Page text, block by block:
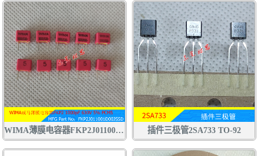
WIMA薄膜电容器FKP2J011001D00JSSD 1000pF 630V 5% 102J630V 插件三极管2SA733 TO-92